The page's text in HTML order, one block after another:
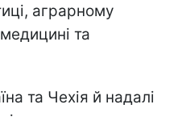
аграрному
та
та Чехія й надалі